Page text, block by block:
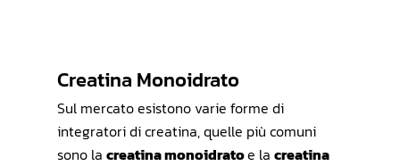
Creatina Monoidrato
Sul mercato esistono varie forme di
integratori di creatina, quelle più comuni
sono la creatina monoidratoe la creatina